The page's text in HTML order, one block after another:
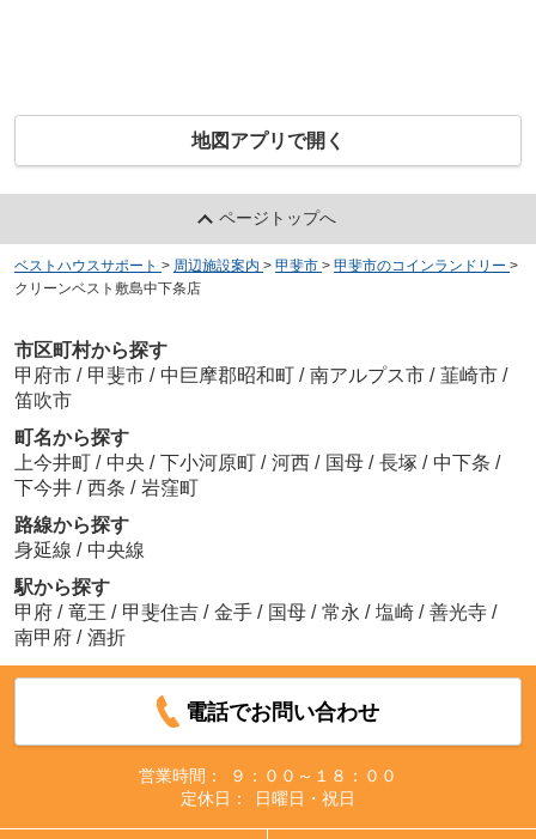
地図アプリで開く
ページトップへ
ベストハウスサポート > 周辺施設案内 > 甲斐市 > 甲斐市のコインランドリー >
クリーンベスト敷島中下条店
市区町村から探す
甲府市 / 甲斐市 / 中巨摩郡昭和町 / 南アルプス市 / 韮崎市 /
笛吹市
町名から探す
上今井町 / 中央 / 下小河原町 / 河西 / 国母 / 長塚 / 中下条 /
下今井 / 西条 / 岩窪町
路線から探す
身延線 / 中央線
駅から探す
甲府 / 竜王 / 甲斐住吉 / 金手 / 国母 / 常永 / 塩崎 / 善光寺 /
南甲府 / 酒折
電話でお問い合わせ
営業時間：
９：００～１８：００
定休日：
日曜日・祝日